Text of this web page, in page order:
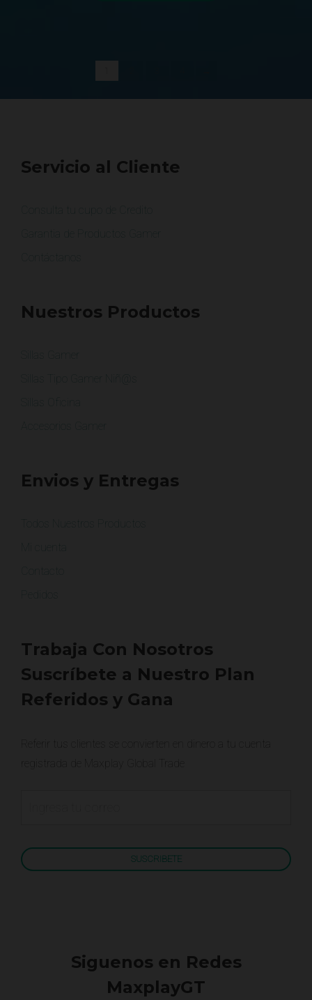
Servicio al Cliente
Consulta tu cupo de Credito
Garantia de Productos Gamer
Contáctanos
Nuestros Productos
Sillas Oficina
Envios y Entregas
Todos Nuestros Productos
Mi cuenta
Contacto
Trabaja Con Nosotros
Suscríbete a Nuestro Plan
Referidos y Gana
Referir tus clientes se convierten en dinero a tu cuenta
registrada de Maxplay Global Trade
Siguenos en Redes
MaxplayGT